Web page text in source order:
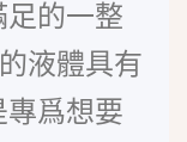
的一整
液體具有
專爲想要